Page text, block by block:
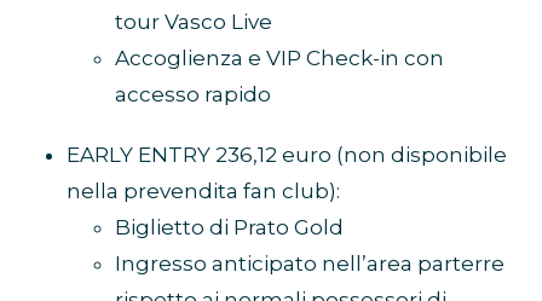
tour Vasco Live
Accoglienza e VIP Check-in con
accesso rapido
EARLY ENTRY 236,12 euro (non disponibile
nella prevendita fan club):
Biglietto di Prato Gold
Ingresso anticipato nell’area parterre